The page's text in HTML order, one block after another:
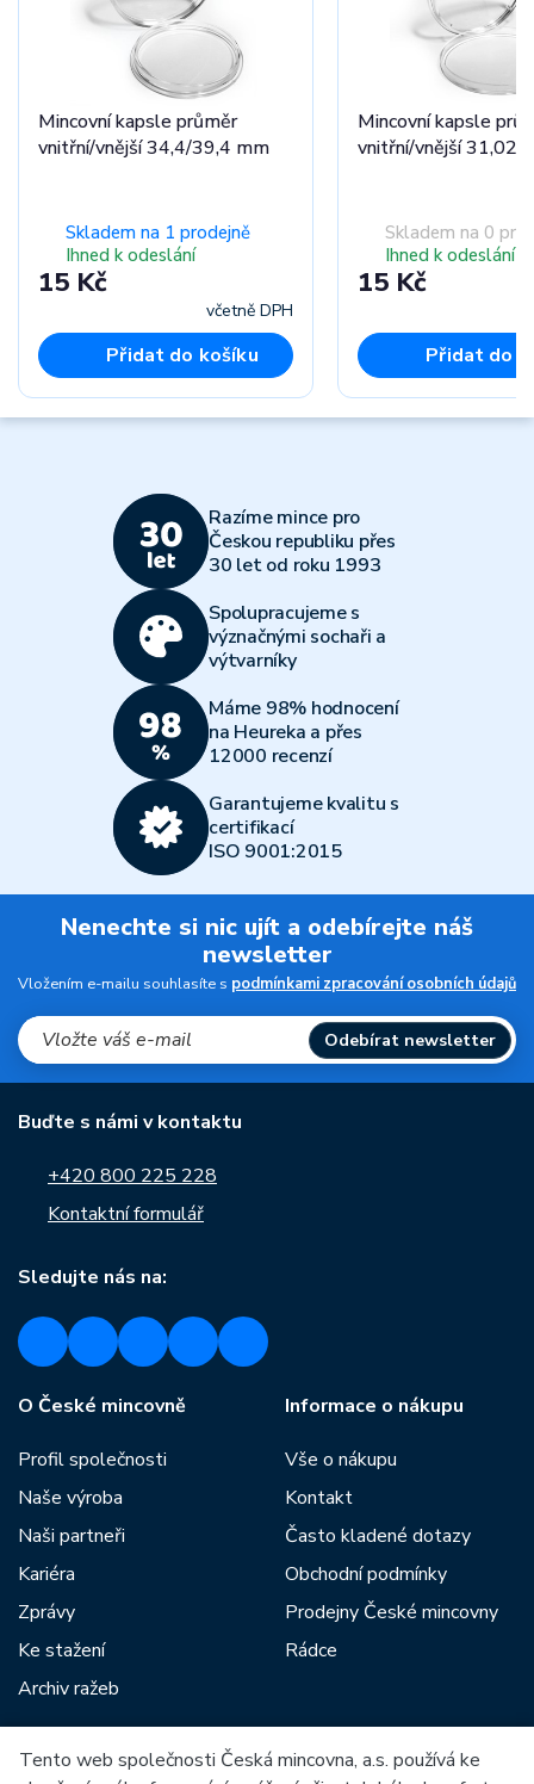
Mincovní kapsle průměr
vnitřní/vnější 34,4/39,4 mm
Skladem na 1 prodejně
Ihned k odeslání
15 Kč
včetně DPH
Přidat do košíku
Mincovní kapsle
vnitřní/vnější 31,02/
Skladem na 0
Ihned k odeslání
15 Kč
Přidat do
Razíme mince pro
Českou republiku přes
30 let od roku 1993
Spolupracujeme s
význačnými sochaři a
výtvarníky
Máme 98% hodnocení
na Heureka a přes
12000 recenzí
Garantujeme kvalitu s
certifikací
ISO 9001:2015
Nenechte si nic ujít a odebírejte náš
newsletter
Vložením e-mailu souhlasíte s podmínkami zpracování osobních údajů
Odebírat newsletter
Buďte s námi v kontaktu
+420 800 225 228
Kontaktní formulář
Sledujte nás na:
O České mincovně
Profil společnosti
Naše výroba
Naši partneři
Kariéra
Zprávy
Ke stažení
Archiv ražeb
Informace o nákupu
Vše o nákupu
Kontakt
Často kladené dotazy
Obchodní podmínky
Prodejny České mincovny
Rádce
Mezi naše partnery patří:
Tento web společnosti Česká mincovna, a.s. používá ke